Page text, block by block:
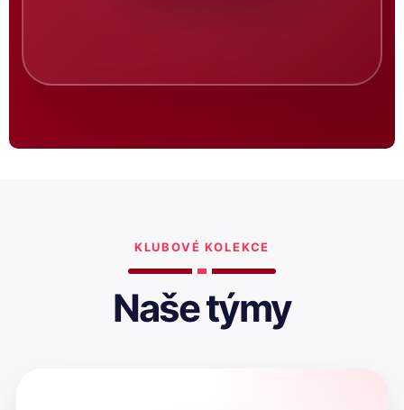
KLUBOVÉ KOLEKCE
Naše týmy